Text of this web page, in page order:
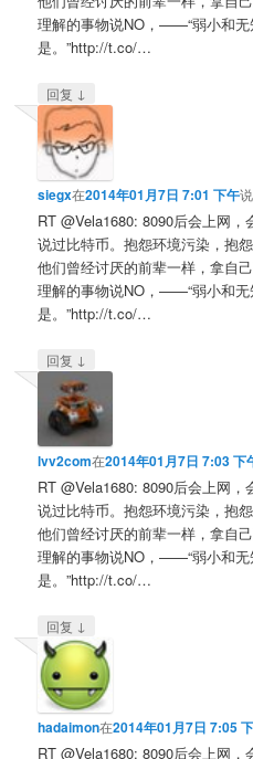
理解的事物说NO，——“弱小和
是。”http://t.co/…
回复 ↓
siegx在2014年01月7日 7:01 下午
RT @Vela1680: 8090后会上网
说过比特币。抱怨环境污染，抱
他们曾经讨厌的前辈一样，拿自
理解的事物说NO，——“弱小和
是。”http://t.co/…
回复 ↓
lvv2com在2014年01月7日 7:03 下
RT @Vela1680: 8090后会上网
说过比特币。抱怨环境污染，抱
他们曾经讨厌的前辈一样，拿自
理解的事物说NO，——“弱小和
是。”http://t.co/…
回复 ↓
hadaimon在2014年01月7日 7:05
RT @Vela1680: 8090后会上网